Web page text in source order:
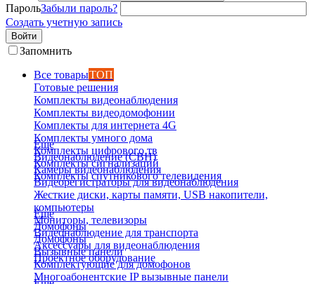
ПарольЗабыли пароль?
Создать учетную запись
Войти
Запомнить
Все товарыТОП
Готовые решения
Комплекты видеонаблюдения
Комплекты видеодомофонии
Комплекты для интернета 4G
Комплекты умного дома
Комплекты цифрового тв
Комплекты сигнализаций
Комплекты спутникового телевидения
Еще
Видеонаблюдение (СВН)
Камеры видеонаблюдения
Видеорегистраторы для видеонаблюдения
Жесткие диски, карты памяти, USB накопители,
компьютеры
Мониторы, телевизоры
Видеонаблюдение для транспорта
Аксессуары для видеонаблюдения
Проектное оборудование
Еще
Домофоны
Домофоны
Вызывные панели
Комплектующие для домофонов
Многоабонентские IP вызывные панели